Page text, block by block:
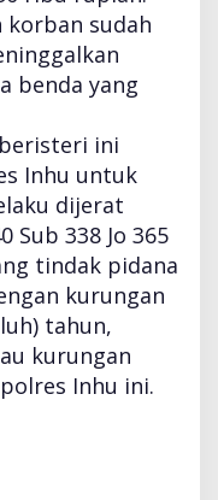
korban sudah
benda yang
ini
Inhu untuk
dijerat
Sub 338 Jo 365
tindak pidana
kurungan
tahun,
kurungan
Inhu ini.